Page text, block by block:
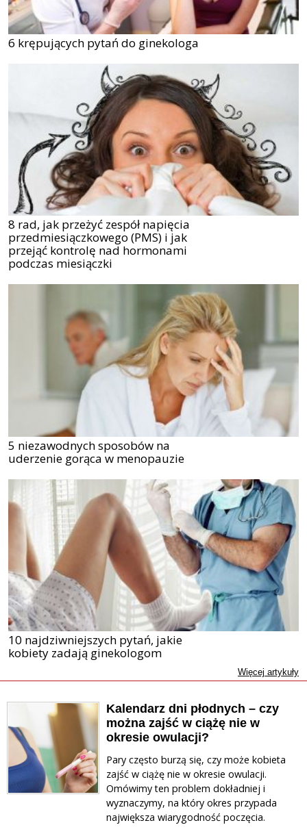
6 krępujących pytań do ginekologa
8 rad, jak przeżyć zespół napięcia
przedmiesiączkowego (PMS) i jak
przejąć kontrolę nad hormonami
podczas miesiączki
5 niezawodnych sposobów na
uderzenie gorąca w menopauzie
10 najdziwniejszych pytań, jakie
kobiety zadają ginekologom
Więcej artykuły
Kalendarz dni płodnych – czy
można zajść w ciążę nie w
okresie owulacji?
Pary często burzą się, czy może kobieta
zajść w ciążę nie w okresie owulacji.
Omówimy ten problem dokładniej i
wyznaczymy, na który okres przypada
największa wiarygodność poczęcia.